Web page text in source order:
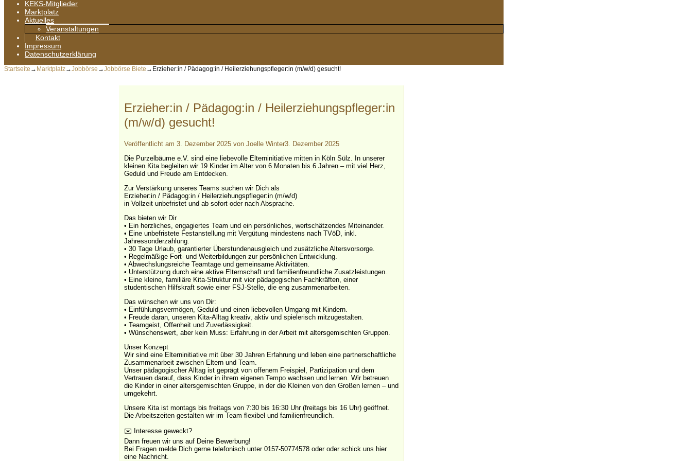
KEKS-Mitglieder
Marktplatz
Aktuelles
Veranstaltungen
Kontakt
Impressum
Datenschutzerklärung
Startseite → Marktplatz→Jobbörse →Jobbörse Biete → Erzieher:in / Pädagog:in / Heilerziehungspfleger:in (m/w/d) gesucht!
Erzieher:in / Pädagog:in / Heilerziehungspfleger:in
(m/w/d) gesucht!
Veröffentlicht am 3. Dezember 2025 von Joelle Winter3. Dezember 2025
Die Purzelbäume e.V. sind eine liebevolle Elterninitiative mitten in Köln Sülz. In unserer
kleinen Kita begleiten wir 19 Kinder im Alter von 6 Monaten bis 6 Jahren – mit viel Herz,
Geduld und Freude am Entdecken.
Zur Verstärkung unseres Teams suchen wir Dich als
Erzieher:in / Pädagog:in / Heilerziehungspfleger:in (m/w/d)
in Vollzeit unbefristet und ab sofort oder nach Absprache.
Das bieten wir Dir
• Ein herzliches, engagiertes Team und ein persönliches, wertschätzendes Miteinander.
• Eine unbefristete Festanstellung mit Vergütung mindestens nach TVöD, inkl.
Jahressonderzahlung.
• 30 Tage Urlaub, garantierter Überstundenausgleich und zusätzliche Altersvorsorge.
• Regelmäßige Fort- und Weiterbildungen zur persönlichen Entwicklung.
• Abwechslungsreiche Teamtage und gemeinsame Aktivitäten.
• Unterstützung durch eine aktive Elternschaft und familienfreundliche Zusatzleistungen.
• Eine kleine, familiäre Kita-Struktur mit vier pädagogischen Fachkräften, einer
studentischen Hilfskraft sowie einer FSJ-Stelle, die eng zusammenarbeiten.
Das wünschen wir uns von Dir:
• Einfühlungsvermögen, Geduld und einen liebevollen Umgang mit Kindern.
• Freude daran, unseren Kita-Alltag kreativ, aktiv und spielerisch mitzugestalten.
• Teamgeist, Offenheit und Zuverlässigkeit.
• Wünschenswert, aber kein Muss: Erfahrung in der Arbeit mit altersgemischten Gruppen.
Unser Konzept
Wir sind eine Elterninitiative mit über 30 Jahren Erfahrung und leben eine partnerschaftliche
Zusammenarbeit zwischen Eltern und Team.
Unser pädagogischer Alltag ist geprägt von offenem Freispiel, Partizipation und dem
Vertrauen darauf, dass Kinder in ihrem eigenen Tempo wachsen und lernen. Wir betreuen
die Kinder in einer altersgemischten Gruppe, in der die Kleinen von den Großen lernen – und
umgekehrt.
Unsere Kita ist montags bis freitags von 7:30 bis 16:30 Uhr (freitags bis 16 Uhr) geöffnet.
Die Arbeitszeiten gestalten wir im Team flexibel und familienfreundlich.
✉️ Interesse geweckt?
Dann freuen wir uns auf Deine Bewerbung!
Bei Fragen melde Dich gerne telefonisch unter 0157-50774578 oder oder schick uns hier
eine Nachricht.